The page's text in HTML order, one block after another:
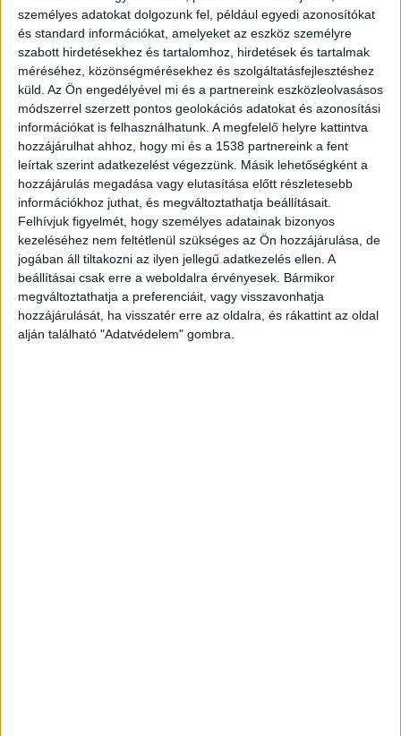
személyes adatokat dolgozunk fel, például egyedi azonosítókat
és standard információkat, amelyeket az eszköz személyre
szabott hirdetésekhez és tartalomhoz, hirdetések és tartalmak
méréséhez, közönségmérésekhez és szolgáltatásfejlesztéshez
küld. Az Ön engedélyével mi és a partnereink eszközleolvasásos
módszerrel szerzett pontos geolokációs adatokat és azonosítási
információkat is felhasználhatunk. A megfelelő helyre kattintva
hozzájárulhat ahhoz, hogy mi és a 1538 partnereink a fent
leírtak szerint adatkezelést végezzünk. Másik lehetőségként a
hozzájárulás megadása vagy elutasítása előtt részletesebb
információkhoz juthat, és megváltoztathatja beállításait.
Felhívjuk figyelmét, hogy személyes adatainak bizonyos
kezeléséhez nem feltétlenül szükséges az Ön hozzájárulása, de
jogában áll tiltakozni az ilyen jellegű adatkezelés ellen. A
beállításai csak erre a weboldalra érvényesek. Bármikor
megváltoztathatja a preferenciáit, vagy visszavonhatja
hozzájárulását, ha visszatér erre az oldalra, és rákattint az oldal
alján található "Adatvédelem" gombra.
Hozzátette, hogy ez az idei lesz a 39. Balaton-
átúszás, ami szerinte magáért beszél, ugyanis
egy rendezvény sem „élhet” ilyen hosszan.
Segít az egészség megőrzéséhez
Az államtitkár arról is beszélt, hogy a járvány
rengeteg ágazatot nagyon rosszul érintett, az
egészség megőrzéséhez viszont a sport az egyik
egyedüli eszköz. Szabó Tünde kiemelte, hogy a
rendezvény ideje alatt több hajó is fog felelni az
úszók biztonságáért.
SUP-osok is nevezhetnek